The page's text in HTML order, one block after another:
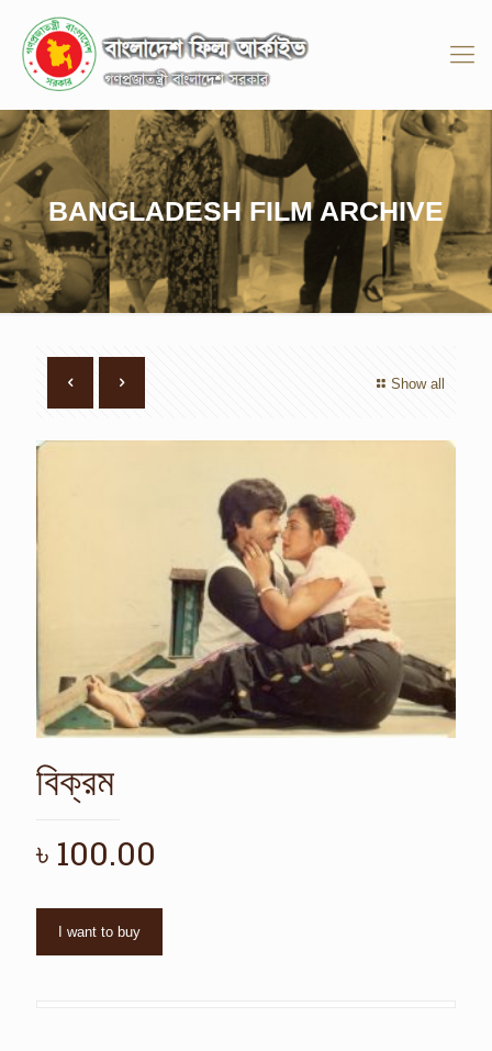
BANGLADESH FILM ARCHIVE
Show all
বিক্রম
৳ 100.00
I want to buy